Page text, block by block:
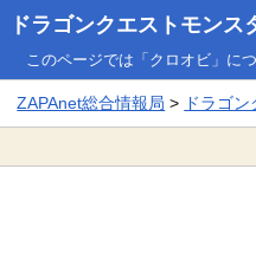
ドラゴンクエストモン
このページでは「クロオビ」に
ZAPAnet総合情報局 > ドラゴ